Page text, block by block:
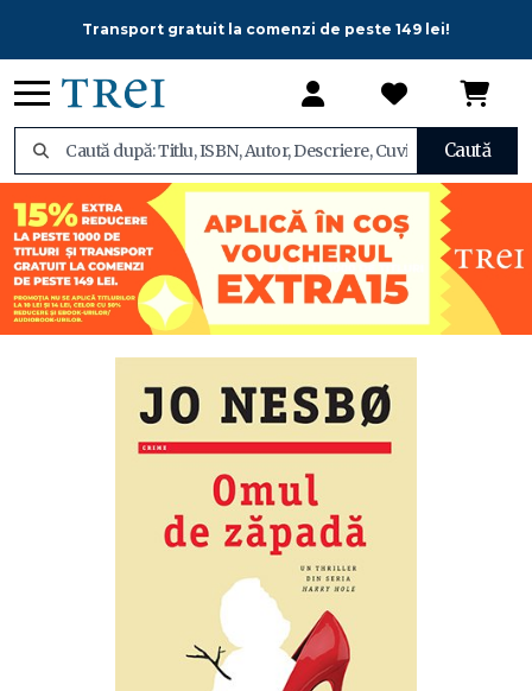
Transport gratuit la comenzi de peste 149 lei!
Caută